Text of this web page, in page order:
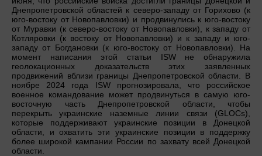
Днепропетровской областей к северо-западу от Горихово (к
юго-востоку от Новопавловки) и продвинулись к юго-востоку
от Муравки (к северо-востоку от Новопавловки), к западу от
Котляровки (к востоку от Новопавловки) и к западу и юго-
западу от Богдановки (к юго-востоку от Новопавловки). На
момент написания этой статьи ISW не обнаружила
геолокационных доказательств этих заявленных
продвижений вблизи границы Днепропетровской области. В
ноябре 2024 года ISW прогнозировала, что российское
военное командование может продвинуться в самую юго-
восточную часть Днепропетровской области, чтобы
перекрыть украинские наземные линии связи (GLOCs),
которые поддерживают украинские позиции в Донецкой
области, и охватить эти украинские позиции в поддержку
более широкой кампании России по захвату всей Донецкой
области.